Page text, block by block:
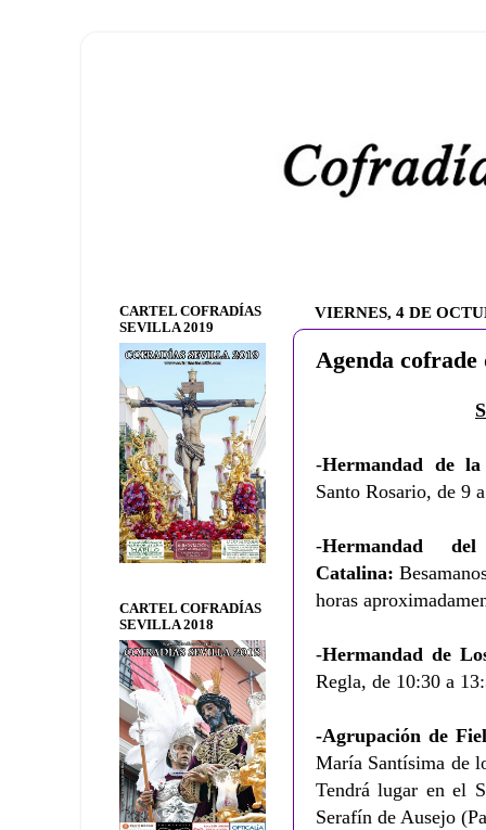
VIERNES, 4 DE
Agenda cofrade
-Hermandad de
Santo Rosario, de 9
-Hermandad
Catalina:
horas
-Hermandad de
Regla, de 10:30 a
-Agrupación de
María Santísima de
Tendrá lugar en el
Serafín de Ausejo
CARTEL COFRADÍAS
SEVILLA 2019
CARTEL COFRADÍAS
SEVILLA 2018